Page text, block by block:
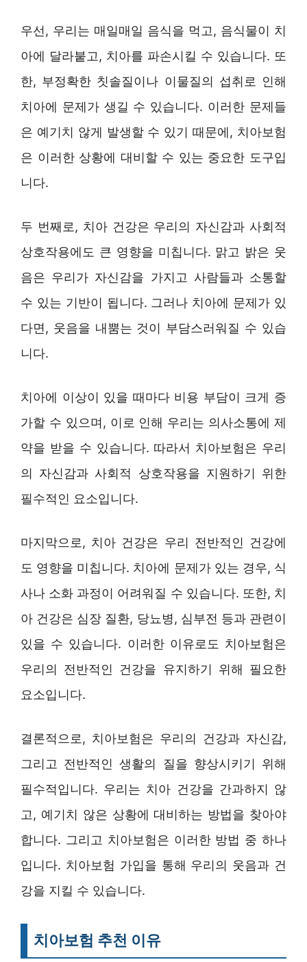
우선, 우리는 매일매일 음식을 먹고, 음식물이 치
아에 달라붙고, 치아를 파손시킬 수 있습니다. 또
한, 부정확한 칫솔질이나 이물질의 섭취로 인해
치아에 문제가 생길 수 있습니다. 이러한 문제들
은 예기치 않게 발생할 수 있기 때문에, 치아보험
은 이러한 상황에 대비할 수 있는 중요한 도구입
니다.
두 번째로, 치아 건강은 우리의 자신감과 사회적
상호작용에도 큰 영향을 미칩니다. 맑고 밝은 웃
음은 우리가 자신감을 가지고 사람들과 소통할
수 있는 기반이 됩니다. 그러나 치아에 문제가 있
다면, 웃음을 내뿜는 것이 부담스러워질 수 있습
니다.
치아에 이상이 있을 때마다 비용 부담이 크게 증
가할 수 있으며, 이로 인해 우리는 의사소통에 제
약을 받을 수 있습니다. 따라서 치아보험은 우리
의 자신감과 사회적 상호작용을 지원하기 위한
필수적인 요소입니다.
마지막으로, 치아 건강은 우리 전반적인 건강에
도 영향을 미칩니다. 치아에 문제가 있는 경우, 식
사나 소화 과정이 어려워질 수 있습니다. 또한, 치
아 건강은 심장 질환, 당뇨병, 심부전 등과 관련이
있을 수 있습니다. 이러한 이유로도 치아보험은
우리의 전반적인 건강을 유지하기 위해 필요한
요소입니다.
결론적으로, 치아보험은 우리의 건강과 자신감,
그리고 전반적인 생활의 질을 향상시키기 위해
필수적입니다. 우리는 치아 건강을 간과하지 않
고, 예기치 않은 상황에 대비하는 방법을 찾아야
합니다. 그리고 치아보험은 이러한 방법 중 하나
입니다. 치아보험 가입을 통해 우리의 웃음과 건
강을 지킬 수 있습니다.
치아보험 추천 이유